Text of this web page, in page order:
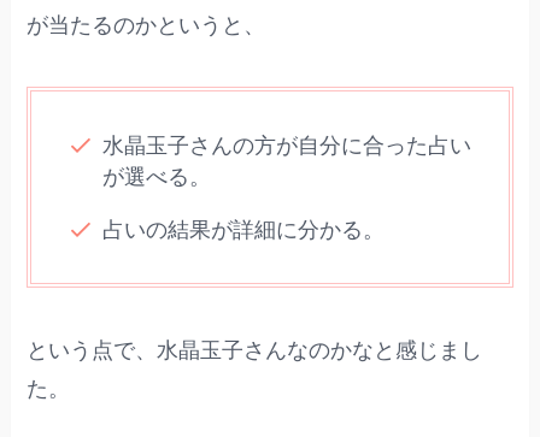
が当たるのかというと、
水晶玉子さんの方が自分に合った占い
が選べる。
占いの結果が詳細に分かる。
という点で、水晶玉子さんなのかなと感じまし
た。